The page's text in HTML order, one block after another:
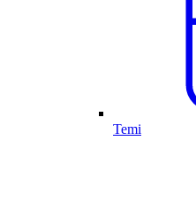
Temi